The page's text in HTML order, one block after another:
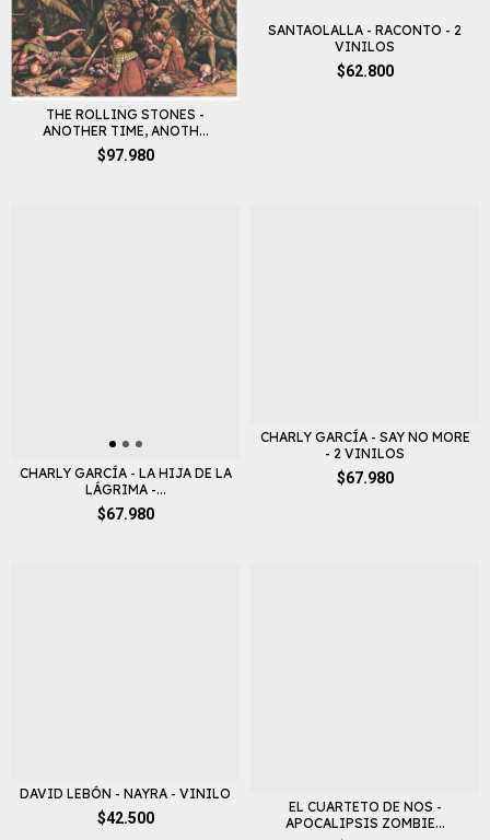
THE ROLLING STONES -
ANOTHER TIME, ANOTH...
$97.980
SANTAOLALLA - RACONTO - 2
VINILOS
$62.800
CHARLY GARCÍA - LA HIJA DE LA
LÁGRIMA -...
$67.980
CHARLY GARCÍA - SAY NO MORE
- 2 VINILOS
$67.980
DAVID LEBÓN - NAYRA - VINILO
$42.500
EL CUARTETO DE NOS -
APOCALIPSIS ZOMBIE...